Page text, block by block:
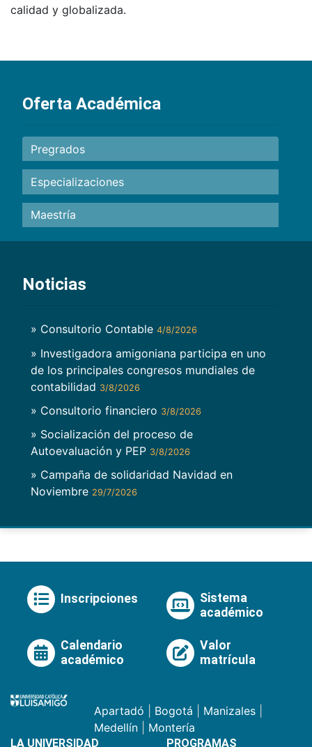
calidad y globalizada.
Oferta Académica
Pregrados
Especializaciones
Maestría
Noticias
» Consultorio Contable 4/8/2026
» Investigadora amigoniana participa en uno
de los principales congresos mundiales de
contabilidad 3/8/2026
» Consultorio financiero 3/8/2026
» Socialización del proceso de
Autoevaluación y PEP 3/8/2026
» Campaña de solidaridad Navidad en
Noviembre 29/7/2026
Inscripciones
Sistema
académico
Calendario
académico
Valor
matrícula
Apartadó Bogotá Manizales
Medellín
Montería
LA UNIVERSIDAD
PROGRAMAS